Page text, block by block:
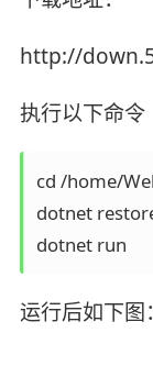
http://
执行以下命令
cd /home/
dotnet
dotnet run
运行后如下图：